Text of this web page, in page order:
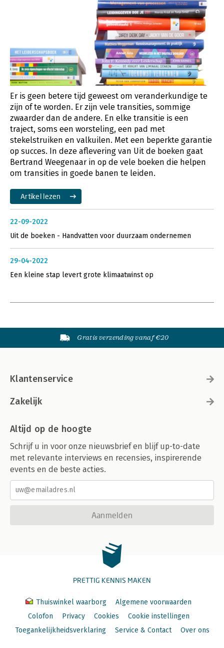
Er is geen betere tijd geweest om veranderkundige te
zijn of te worden. Er zijn vele transities, sommige
zwaarder dan de andere. En elke transitie is een
traject, soms een worsteling, een pad met
stekelstruiken en valkuilen. Met een beperkte garantie
op succes. In deze aflevering van Uit de boeken gaat
Bertrand Weegenaar in op de vele boeken die helpen
om transities in goede banen te leiden.
Artikel lezen
22-09-2022
Uit de boeken - Handvatten voor duurzaam ondernemen
29-04-2022
Een kleine stap levert grote klimaatwinst op
Gratis verzending vanaf €20
Klantenservice
Zakelijk
Altijd op de hoogte
Schrijf u in voor onze nieuwsbrief en blijf up-to-date
met relevante interviews en recensies, inspirerende
events en de beste acties.
Aanmelden
PRETTIG KENNIS MAKEN
Thuiswinkel waarborg
Algemene voorwaarden
Colofon
Privacy Cookies
Cookie instellingen
Toegankelijkheidsverklaring
Service & Contact Over ons